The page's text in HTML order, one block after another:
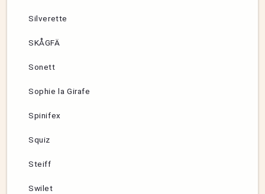
Silverette
SKÅGFÄ
Sonett
Sophie la Girafe
Spinifex
Squiz
Steiff
Swilet